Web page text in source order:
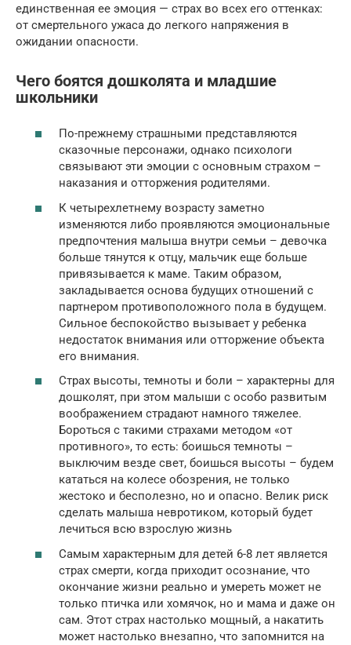
единственная ее эмоция — страх во всех его оттенках:
от смертельного ужаса до легкого напряжения в
ожидании опасности.
Чего боятся дошколята и младшие
школьники
По-прежнему страшными представляются
сказочные персонажи, однако психологи
связывают эти эмоции с основным страхом –
наказания и отторжения родителями.
К четырехлетнему возрасту заметно
изменяются либо проявляются эмоциональные
предпочтения малыша внутри семьи – девочка
больше тянутся к отцу, мальчик еще больше
привязывается к маме. Таким образом,
закладывается основа будущих отношений с
партнером противоположного пола в будущем.
Сильное беспокойство вызывает у ребенка
недостаток внимания или отторжение объекта
его внимания.
Страх высоты, темноты и боли – характерны для
дошколят, при этом малыши с особо развитым
воображением страдают намного тяжелее.
Бороться с такими страхами методом «от
противного», то есть: боишься темноты –
выключим везде свет, боишься высоты – будем
кататься на колесе обозрения, не только
жестоко и бесполезно, но и опасно. Велик риск
сделать малыша невротиком, который будет
лечиться всю взрослую жизнь
Самым характерным для детей 6-8 лет является
страх смерти, когда приходит осознание, что
окончание жизни реально и умереть может не
только птичка или хомячок, но и мама и даже он
сам. Этот страх настолько мощный, а накатить
может настолько внезапно, что запомнится на